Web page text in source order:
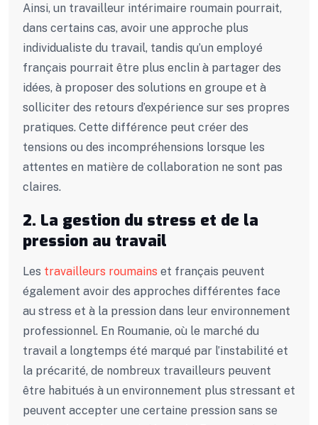
Ainsi, un travailleur intérimaire roumain pourrait,
dans certains cas, avoir une approche plus
individualiste du travail, tandis qu’un employé
français pourrait être plus enclin à partager des
idées, à proposer des solutions en groupe et à
solliciter des retours d’expérience sur ses propres
pratiques. Cette différence peut créer des
tensions ou des incompréhensions lorsque les
attentes en matière de collaboration ne sont pas
claires.
2. La gestion du stress et de la
pression au travail
Les travailleurs roumains et français peuvent
également avoir des approches différentes face
au stress et à la pression dans leur environnement
professionnel. En Roumanie, où le marché du
travail a longtemps été marqué par l’instabilité et
la précarité, de nombreux travailleurs peuvent
être habitués à un environnement plus stressant et
peuvent accepter une certaine pression sans se